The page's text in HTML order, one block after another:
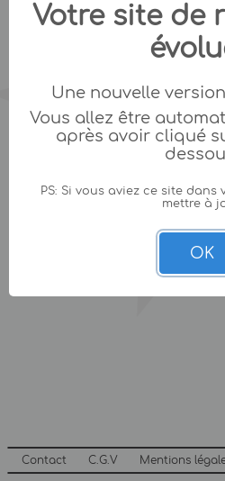
Contact C.G.V Mentions
Votre site de
Une nouvelle
Vous allez être
après avoir cliqué
PS: Si vous aviez ce site
mettre à
OK